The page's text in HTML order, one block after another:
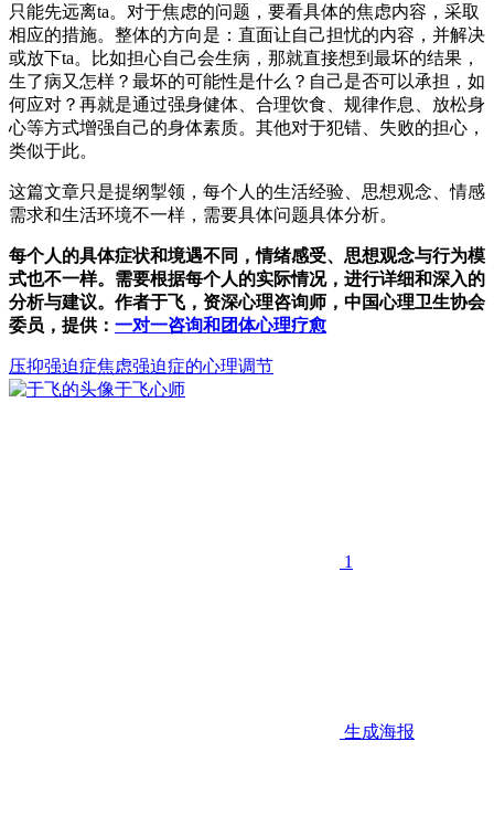
只能先远离ta。对于焦虑的问题，要看具体的焦虑内容，采取
相应的措施。整体的方向是：直面让自己担忧的内容，并解决
或放下ta。比如担心自己会生病，那就直接想到最坏的结果，
生了病又怎样？最坏的可能性是什么？自己是否可以承担，如
何应对？再就是通过强身健体、合理饮食、规律作息、放松身
心等方式增强自己的身体素质。其他对于犯错、失败的担心，
类似于此。
这篇文章只是提纲掣领，每个人的生活经验、思想观念、情感
需求和生活环境不一样，需要具体问题具体分析。
每个人的具体症状和境遇不同，情绪感受、思想观念与行为模
式也不一样。需要根据每个人的实际情况，进行详细和深入的
分析与建议。作者于飞，资深心理咨询师，中国心理卫生协会
委员，提供： 一对一咨询和团体心理疗愈
压抑强迫症焦虑强迫症的心理调节
于飞心师
1
生成海报